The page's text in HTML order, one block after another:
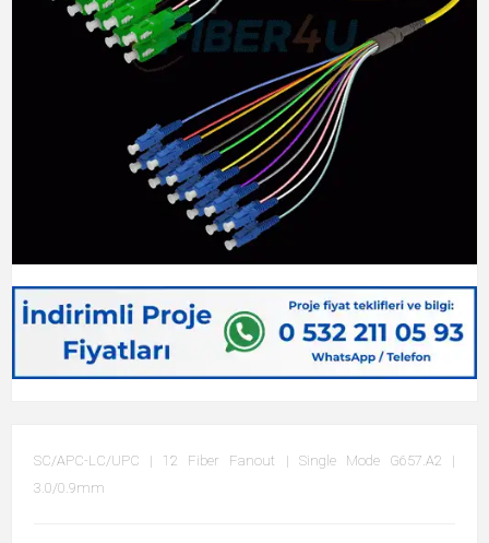
SC/APC-LC/UPC | 12 Fiber Fanout | Single Mode G657.A2 |
3.0/0.9mm